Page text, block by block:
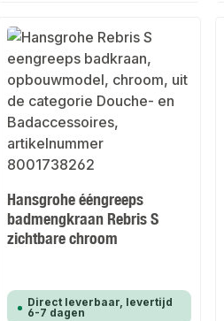
Hansgrohe ééngreeps
badmengkraan Rebris S
zichtbare chroom
Direct leverbaar, levertijd
6-7 dagen